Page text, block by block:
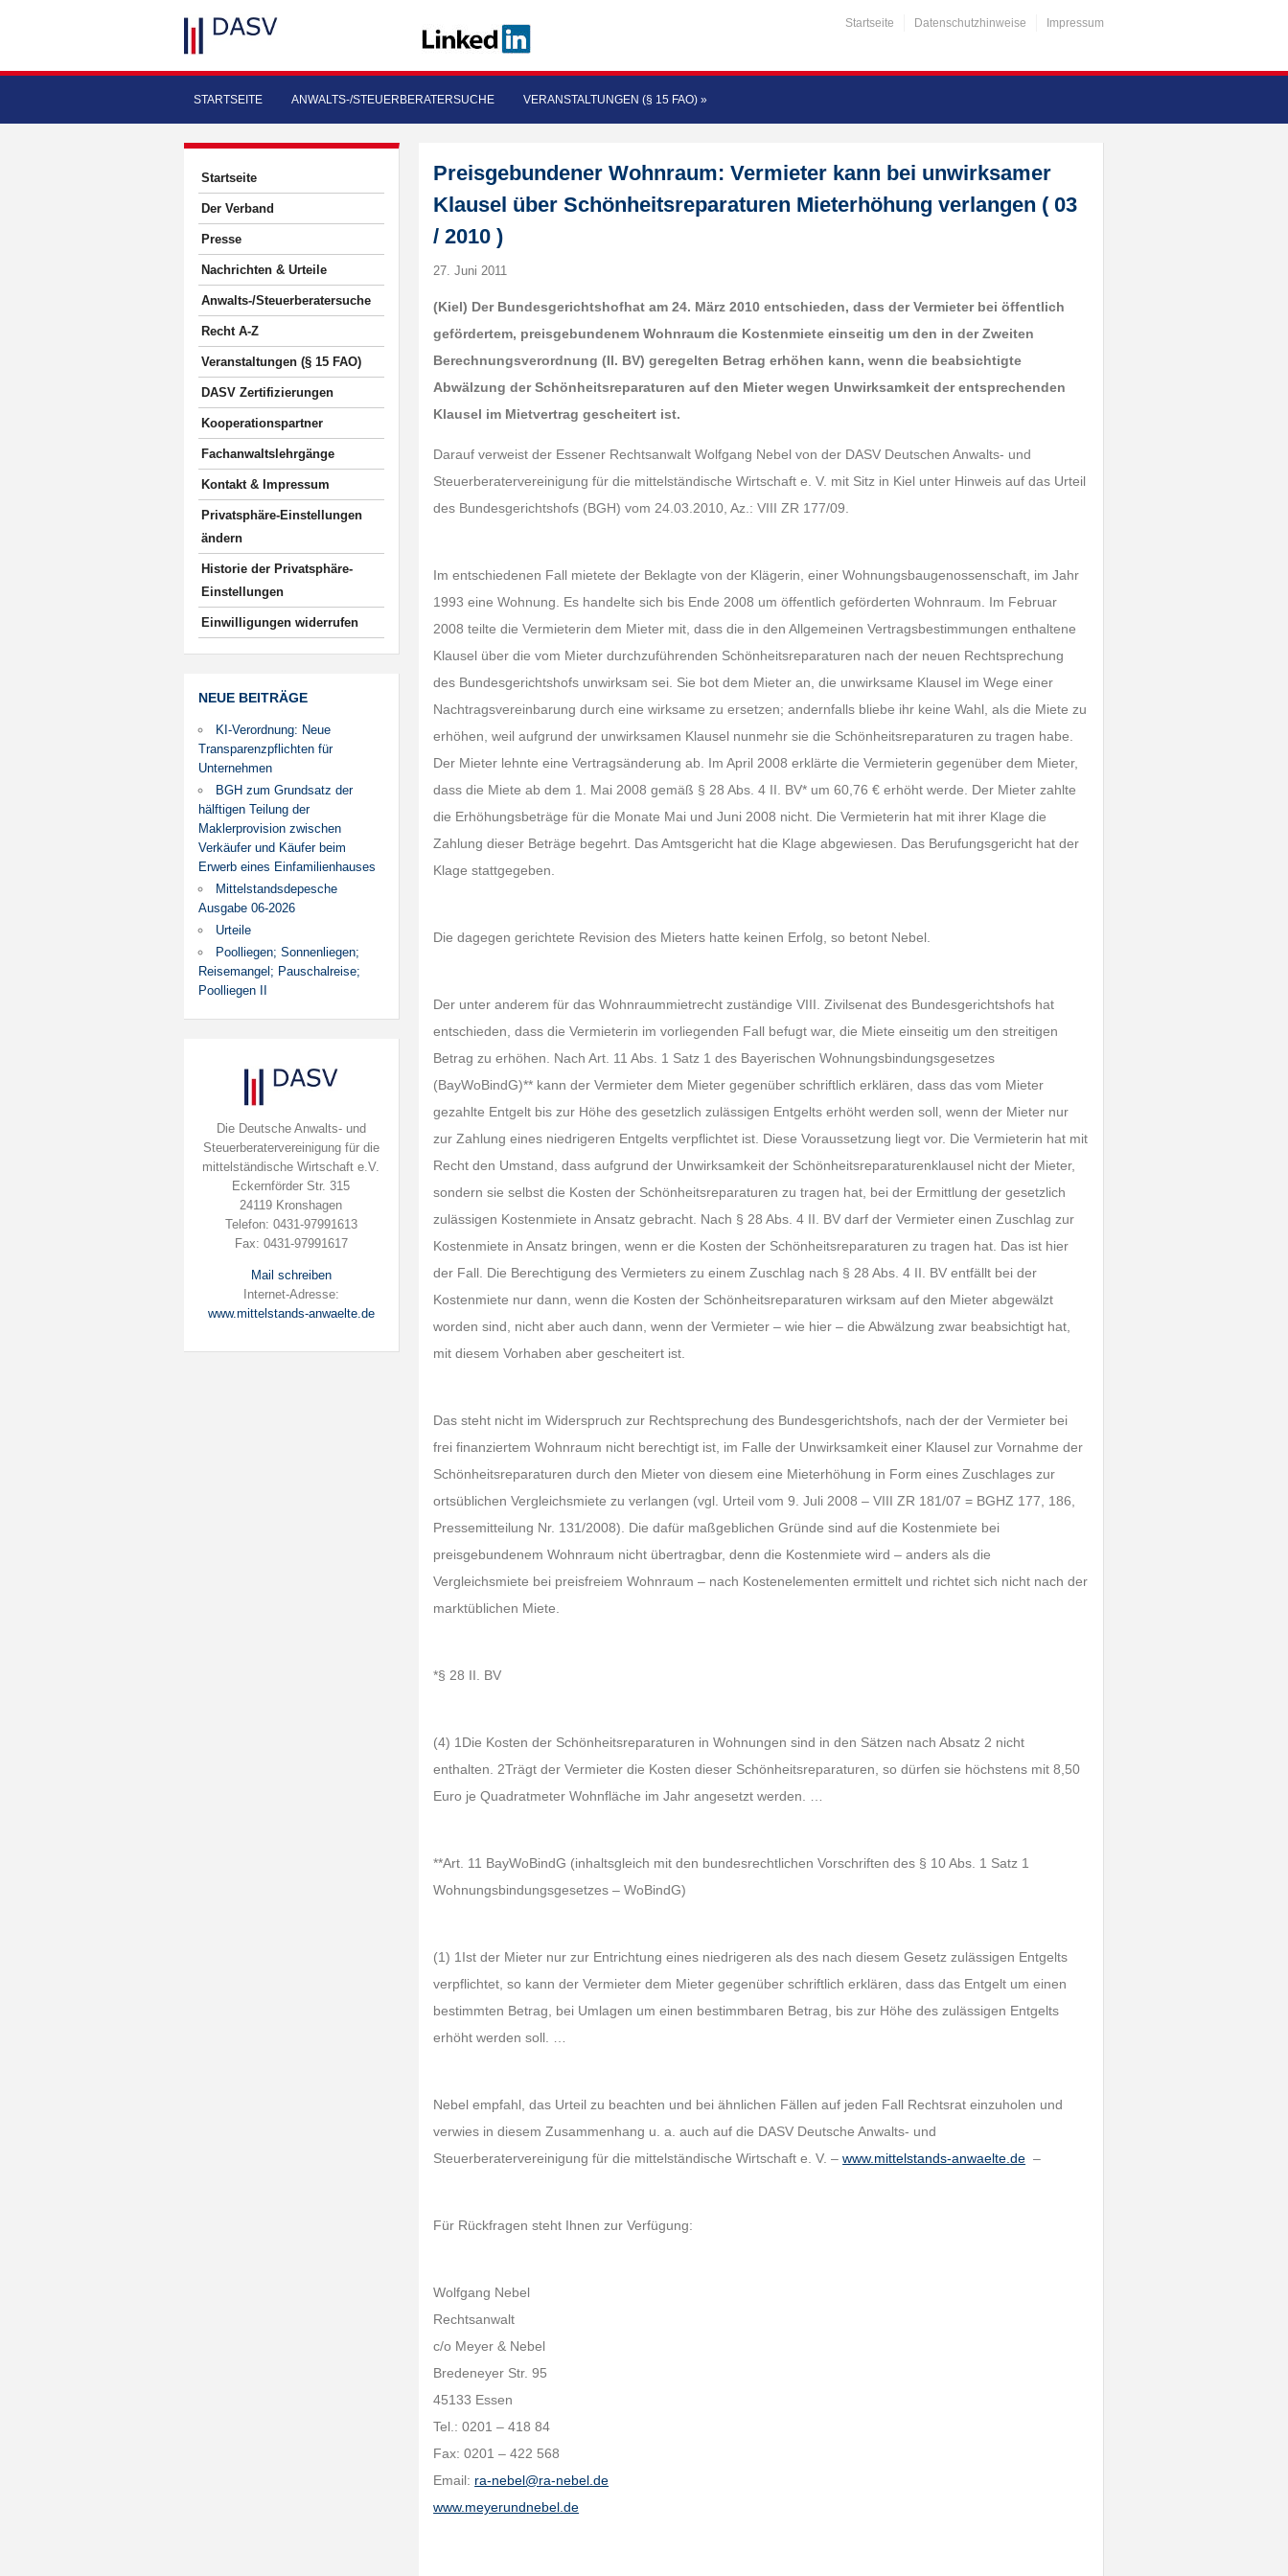
Startseite Datenschutzhinweise Impressum
STARTSEITE ANWALTS-/STEUERBERATERSUCHE VERANSTALTUNGEN (§ 15 FAO) »
Startseite
Der Verband
Presse
Nachrichten & Urteile
Anwalts-/Steuerberatersuche
Recht A-Z
Veranstaltungen (§ 15 FAO)
DASV Zertifizierungen
Kooperationspartner
Fachanwaltslehrgänge
Kontakt & Impressum
Privatsphäre-Einstellungen
ändern
Historie der Privatsphäre-
Einstellungen
Einwilligungen widerrufen
NEUE BEITRÄGE
KI-Verordnung: Neue
Transparenzpflichten für
Unternehmen
BGH zum Grundsatz der
hälftigen Teilung der
Maklerprovision zwischen
Verkäufer und Käufer beim
Erwerb eines Einfamilienhauses
Mittelstandsdepesche
Ausgabe 06-2026
Urteile
Poolliegen; Sonnenliegen;
Reisemangel; Pauschalreise;
Poolliegen II
Die Deutsche Anwalts- und
Steuerberatervereinigung für die
mittelständische Wirtschaft e.V.
Eckernförder Str. 315
24119 Kronshagen
Telefon: 0431-97991613
Fax: 0431-97991617
Mail schreiben
Internet-Adresse:
www.mittelstands-anwaelte.de
Preisgebundener Wohnraum: Vermieter kann bei unwirksamer
Klausel über Schönheitsreparaturen Mieterhöhung verlangen ( 03
/ 2010 )
27. Juni 2011
(Kiel) Der Bundesgerichtshofhat am 24. März 2010 entschieden, dass der Vermieter bei öffentlich
gefördertem, preisgebundenem Wohnraum die Kostenmiete einseitig um den in der Zweiten
Berechnungsverordnung (II. BV) geregelten Betrag erhöhen kann, wenn die beabsichtigte
Abwälzung der Schönheitsreparaturen auf den Mieter wegen Unwirksamkeit der entsprechenden
Klausel im Mietvertrag gescheitert ist.
Darauf verweist der Essener Rechtsanwalt Wolfgang Nebel von der DASV Deutschen Anwalts- und
Steuerberatervereinigung für die mittelständische Wirtschaft e. V. mit Sitz in Kiel unter Hinweis auf das Urteil
des Bundesgerichtshofs (BGH) vom 24.03.2010, Az.: VIII ZR 177/09.
Im entschiedenen Fall mietete der Beklagte von der Klägerin, einer Wohnungsbaugenossenschaft, im Jahr
1993 eine Wohnung. Es handelte sich bis Ende 2008 um öffentlich geförderten Wohnraum. Im Februar
2008 teilte die Vermieterin dem Mieter mit, dass die in den Allgemeinen Vertragsbestimmungen enthaltene
Klausel über die vom Mieter durchzuführenden Schönheitsreparaturen nach der neuen Rechtsprechung
des Bundesgerichtshofs unwirksam sei. Sie bot dem Mieter an, die unwirksame Klausel im Wege einer
Nachtragsvereinbarung durch eine wirksame zu ersetzen; andernfalls bliebe ihr keine Wahl, als die Miete zu
erhöhen, weil aufgrund der unwirksamen Klausel nunmehr sie die Schönheitsreparaturen zu tragen habe.
Der Mieter lehnte eine Vertragsänderung ab. Im April 2008 erklärte die Vermieterin gegenüber dem Mieter,
dass die Miete ab dem 1. Mai 2008 gemäß § 28 Abs. 4 II. BV* um 60,76 € erhöht werde. Der Mieter zahlte
die Erhöhungsbeträge für die Monate Mai und Juni 2008 nicht. Die Vermieterin hat mit ihrer Klage die
Zahlung dieser Beträge begehrt. Das Amtsgericht hat die Klage abgewiesen. Das Berufungsgericht hat der
Klage stattgegeben.
Die dagegen gerichtete Revision des Mieters hatte keinen Erfolg, so betont Nebel.
Der unter anderem für das Wohnraummietrecht zuständige VIII. Zivilsenat des Bundesgerichtshofs hat
entschieden, dass die Vermieterin im vorliegenden Fall befugt war, die Miete einseitig um den streitigen
Betrag zu erhöhen. Nach Art. 11 Abs. 1 Satz 1 des Bayerischen Wohnungsbindungsgesetzes
(BayWoBindG)** kann der Vermieter dem Mieter gegenüber schriftlich erklären, dass das vom Mieter
gezahlte Entgelt bis zur Höhe des gesetzlich zulässigen Entgelts erhöht werden soll, wenn der Mieter nur
zur Zahlung eines niedrigeren Entgelts verpflichtet ist. Diese Voraussetzung liegt vor. Die Vermieterin hat mit
Recht den Umstand, dass aufgrund der Unwirksamkeit der Schönheitsreparaturenklausel nicht der Mieter,
sondern sie selbst die Kosten der Schönheitsreparaturen zu tragen hat, bei der Ermittlung der gesetzlich
zulässigen Kostenmiete in Ansatz gebracht. Nach § 28 Abs. 4 II. BV darf der Vermieter einen Zuschlag zur
Kostenmiete in Ansatz bringen, wenn er die Kosten der Schönheitsreparaturen zu tragen hat. Das ist hier
der Fall. Die Berechtigung des Vermieters zu einem Zuschlag nach § 28 Abs. 4 II. BV entfällt bei der
Kostenmiete nur dann, wenn die Kosten der Schönheitsreparaturen wirksam auf den Mieter abgewälzt
worden sind, nicht aber auch dann, wenn der Vermieter – wie hier – die Abwälzung zwar beabsichtigt hat,
mit diesem Vorhaben aber gescheitert ist.
Das steht nicht im Widerspruch zur Rechtsprechung des Bundesgerichtshofs, nach der der Vermieter bei
frei finanziertem Wohnraum nicht berechtigt ist, im Falle der Unwirksamkeit einer Klausel zur Vornahme der
Schönheitsreparaturen durch den Mieter von diesem eine Mieterhöhung in Form eines Zuschlages zur
ortsüblichen Vergleichsmiete zu verlangen (vgl. Urteil vom 9. Juli 2008 – VIII ZR 181/07 = BGHZ 177, 186,
Pressemitteilung Nr. 131/2008). Die dafür maßgeblichen Gründe sind auf die Kostenmiete bei
preisgebundenem Wohnraum nicht übertragbar, denn die Kostenmiete wird – anders als die
Vergleichsmiete bei preisfreiem Wohnraum – nach Kostenelementen ermittelt und richtet sich nicht nach der
marktüblichen Miete.
*§ 28 II. BV
(4) 1Die Kosten der Schönheitsreparaturen in Wohnungen sind in den Sätzen nach Absatz 2 nicht
enthalten. 2Trägt der Vermieter die Kosten dieser Schönheitsreparaturen, so dürfen sie höchstens mit 8,50
Euro je Quadratmeter Wohnfläche im Jahr angesetzt werden. …
**Art. 11 BayWoBindG (inhaltsgleich mit den bundesrechtlichen Vorschriften des § 10 Abs. 1 Satz 1
Wohnungsbindungsgesetzes – WoBindG)
(1) 1Ist der Mieter nur zur Entrichtung eines niedrigeren als des nach diesem Gesetz zulässigen Entgelts
verpflichtet, so kann der Vermieter dem Mieter gegenüber schriftlich erklären, dass das Entgelt um einen
bestimmten Betrag, bei Umlagen um einen bestimmbaren Betrag, bis zur Höhe des zulässigen Entgelts
erhöht werden soll. …
Nebel empfahl, das Urteil zu beachten und bei ähnlichen Fällen auf jeden Fall Rechtsrat einzuholen und
verwies in diesem Zusammenhang u. a. auch auf die DASV Deutsche Anwalts- und
Steuerberatervereinigung für die mittelständische Wirtschaft e. V. –www.mittelstands-anwaelte.de –
Für Rückfragen steht Ihnen zur Verfügung:
Wolfgang Nebel
Rechtsanwalt
c/o Meyer & Nebel
Bredeneyer Str. 95
45133 Essen
Tel.: 0201 – 418 84
Fax: 0201 – 422 568
Email: ra-nebel@ra-nebel.de
www.meyerundnebel.de